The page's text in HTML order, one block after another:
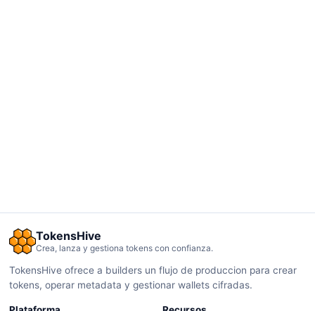
TokensHive
Crea, lanza y gestiona tokens con confianza.
TokensHive ofrece a builders un flujo de produccion para crear
tokens, operar metadata y gestionar wallets cifradas.